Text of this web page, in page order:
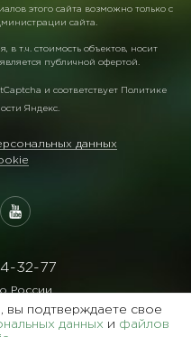
этого сайта возможно только с
сайта.
в т.ч. стоимость объектов, носит
публичной офертой.
и соответствует Политике
Яндекс.
данных
32-77
России
Двор"
вы подтверждаете свое
данных и файлов